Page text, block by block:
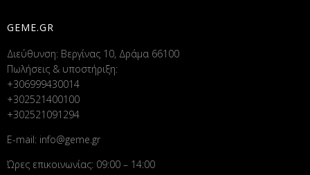
GEME.GR
Διεύθυνση: Βεργίνας 10, Δράμα 66100
Πωλήσεις & υποστήριξη:
+306999430014
+302521400100
+302521091294
E-mail: info@geme.gr
Ώρες επικοινωνίας: 09:00 – 14:00